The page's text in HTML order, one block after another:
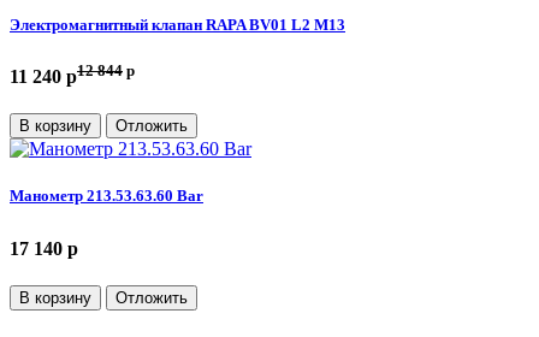
Электромагнитный клапан RAPA BV01 L2 M13
11 240 p12 844 p
В корзину Отложить
Манометр 213.53.63.60 Bar
17 140 p
В корзину Отложить